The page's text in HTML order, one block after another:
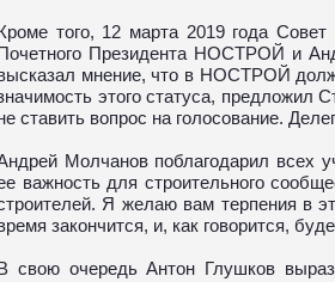
того, 12 марта 2019 года
Президента НОСТРОЙ и
мнение, что в НОСТРОЙ
этого статуса, предложил
ставить вопрос на голосование.
Молчанов поблагодарил всех
важность для строительного
Я желаю вам терпения в
закончится, и, как говорится,
свою очередь Антон Глушков